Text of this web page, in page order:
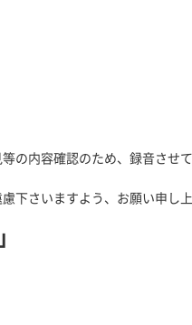
の内容確認のため、録音させて
下さいますよう、お願い申し上